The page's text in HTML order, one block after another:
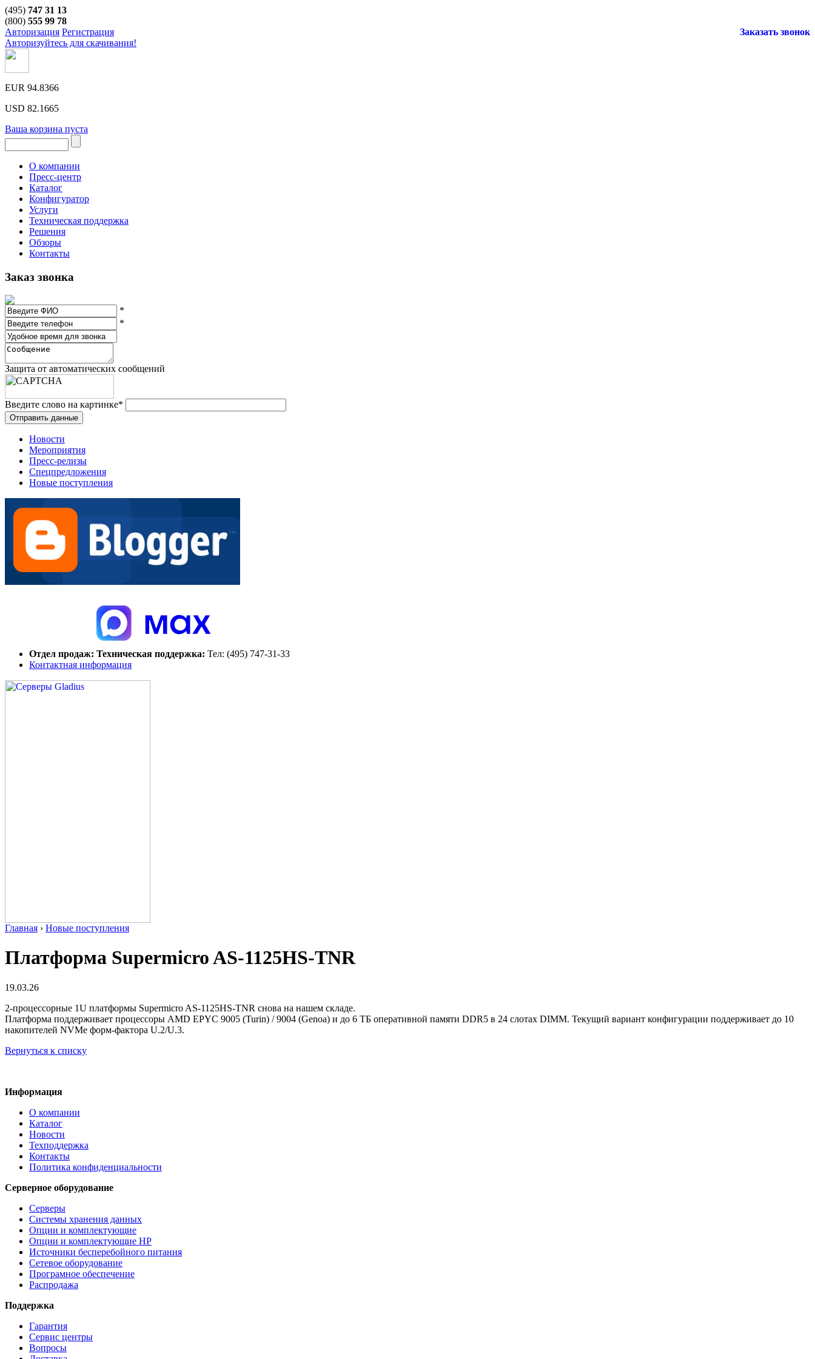
(495) 747 31 13
(800) 555 99 78
Заказать звонок
Авторизация Регистрация
Авторизуйтесь для скачивания!
EUR 94.8366
USD 82.1665
Ваша корзина пуста
О компании
Пресс-центр
Каталог
Конфигуратор
Услуги
Техническая поддержка
Решения
Обзоры
Контакты
Заказ звонка
*
*
Защита от автоматических сообщений
Введите слово на картинке*
Новости
Мероприятия
Пресс-релизы
Спецпредложения
Новые поступления
Отдел продаж: Техническая поддержка: Тел: (495) 747-31-33
Контактная информация
Главная › Новые поступления
Платформа Supermicro AS-1125HS-TNR
19.03.26
2-процессорные 1U платформы Supermicro AS-1125HS-TNR снова на нашем складе.
Платформа поддерживает процессоры AMD EPYC 9005 (Turin) / 9004 (Genoa) и до 6 ТБ оперативной памяти DDR5 в 24 слотах DIMM. Текущий вариант конфигурации поддерживает до 10
накопителей NVMe форм-фактора U.2/U.3.
Вернуться к списку
Информация
О компании
Каталог
Новости
Техподдержка
Контакты
Политика конфиденциальности
Серверное оборудование
Серверы
Системы хранения данных
Опции и комплектующие
Опции и комплектующие HP
Источники бесперебойного питания
Сетевое оборудование
Програмное обеспечение
Распродажа
Поддержка
Гарантия
Сервис центры
Вопросы